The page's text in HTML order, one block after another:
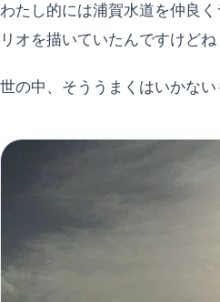
わたし的には浦賀水道を仲良
リオを描いていたんですけどね
世の中、そううまくはいかない